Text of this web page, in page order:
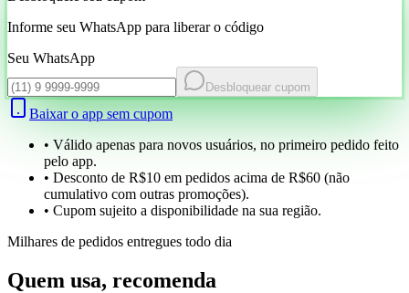
Informe seu WhatsApp para liberar o código
Seu WhatsApp
Desbloquear cupom
Baixar o app sem cupom
• Válido apenas para novos usuários, no primeiro pedido feito
pelo app.
• Desconto de R$10 em pedidos acima de R$60 (não
cumulativo com outras promoções).
• Cupom sujeito a disponibilidade na sua região.
Milhares de pedidos entregues todo dia
Quem usa, recomenda